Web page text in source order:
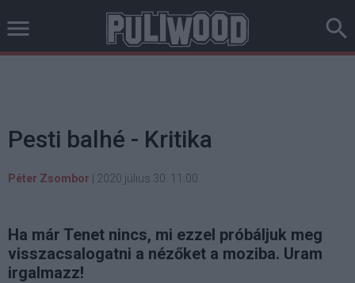
Pesti balhé - Kritika
Péter Zsombor 2020 július 30. 11:00
Ha már Tenet nincs, mi ezzel próbáljuk meg
visszacsalogatni a nézőket a moziba. Uram
irgalmazz!